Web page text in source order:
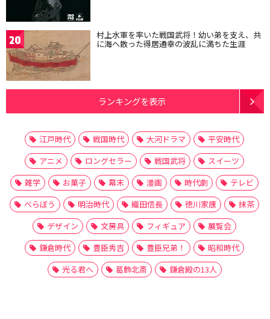
20 村上水軍を率いた戦国武将！幼い弟を支え、共
に海へ散った得居通幸の波乱に満ちた生涯
ランキングを表示
江戸時代 戦国時代 大河ドラマ
平安時代
アニメ
ロングセラー 戦国武将
スイーツ
雑学
お菓子 幕末 漫画 時代劇
テレビ
べらぼう
明治時代 織田信長 徳川家康
抹茶
デザイン
文房具 フィギュア
展覧会
鎌倉時代
豊臣秀吉 豊臣兄弟！
昭和時代
光る君へ
葛飾北斎 鎌倉殿の13人